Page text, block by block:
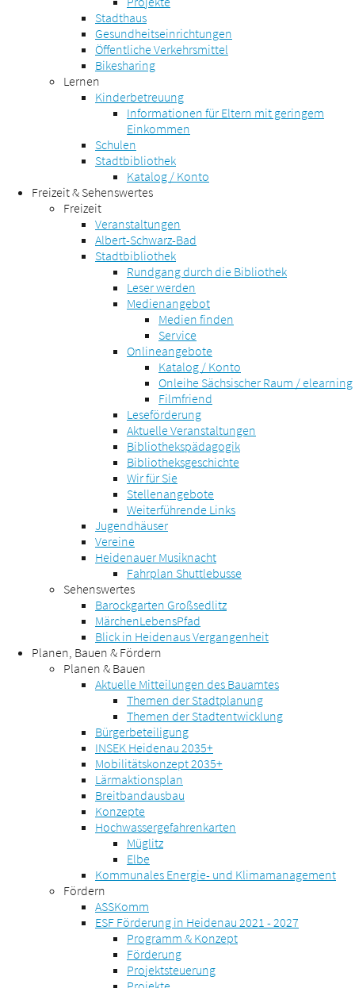
Stadthaus
Gesundheitseinrichtungen
Öffentliche Verkehrsmittel
Bikesharing
Lernen
Kinderbetreuung
Informationen für Eltern mit geringem
Einkommen
Schulen
Stadtbibliothek
Katalog / Konto
Freizeit & Sehenswertes
Freizeit
Veranstaltungen
Albert-Schwarz-Bad
Stadtbibliothek
Rundgang durch die Bibliothek
Leser werden
Medienangebot
Medien finden
Service
Onlineangebote
Katalog / Konto
Onleihe Sächsischer Raum / elearning
Filmfriend
Leseförderung
Aktuelle Veranstaltungen
Bibliothekspädagogik
Bibliotheksgeschichte
Wir für Sie
Stellenangebote
Weiterführende Links
Jugendhäuser
Vereine
Heidenauer Musiknacht
Fahrplan Shuttlebusse
Sehenswertes
Barockgarten Großsedlitz
MärchenLebensPfad
Blick in Heidenaus Vergangenheit
Planen, Bauen & Fördern
Planen & Bauen
Aktuelle Mitteilungen des Bauamtes
Themen der Stadtplanung
Themen der Stadtentwicklung
Bürgerbeteiligung
INSEK Heidenau 2035+
Mobilitätskonzept 2035+
Lärmaktionsplan
Breitbandausbau
Konzepte
Hochwassergefahrenkarten
Müglitz
Elbe
Kommunales Energie- und Klimamanagement
Fördern
ASSKomm
ESF Förderung in Heidenau 2021 - 2027
Programm & Konzept
Förderung
Projektsteuerung